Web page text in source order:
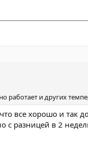
работает и других
все хорошо и так
разницей в 2